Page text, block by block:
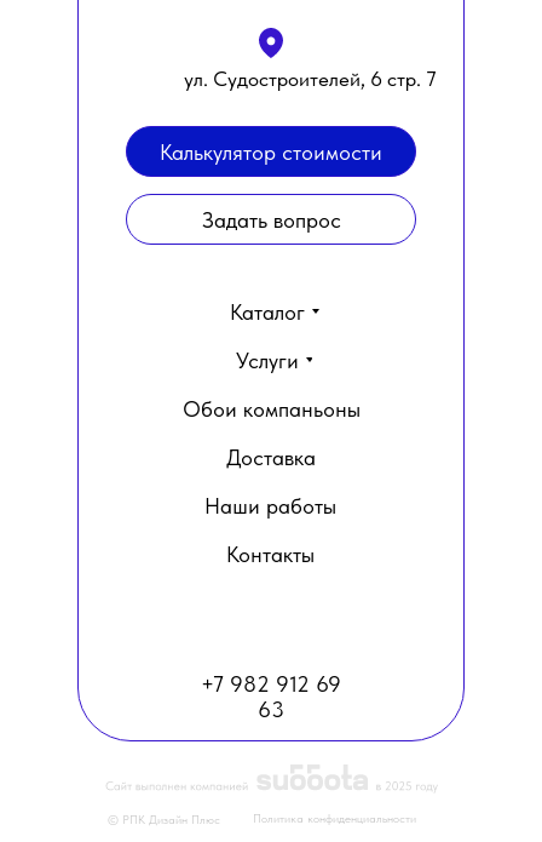
Задать вопрос
Контакты
Наши работы
Доставка
Обои компаньоны
Услуги
Каталог
Калькулятор стоимости
ул. Судостроителей, 6 стр. 7
+7 982 912 69
63
Политика конфиденциальности
© РПК Дизайн Плюс